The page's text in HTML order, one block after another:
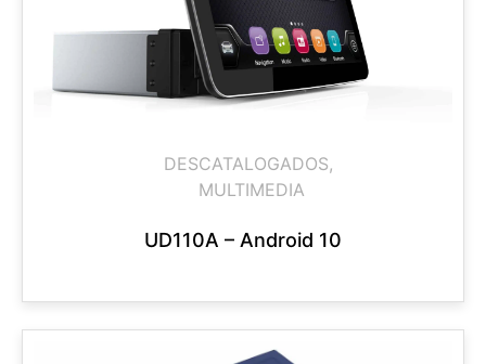
DESCATALOGADOS,
MULTIMEDIA
UD110A – Android 10